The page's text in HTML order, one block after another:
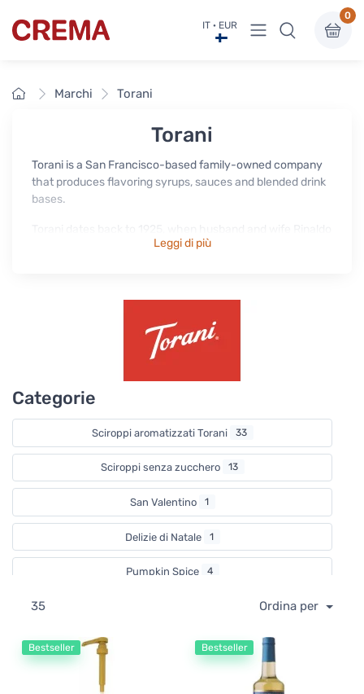
Crema IT · EUR Visualizza menu
0
HomeMarchi Torani
Torani
Torani is a San Francisco-based family-owned company
that produces flavoring syrups, sauces and blended drink
bases.
and Ezilda Torre, immigrants from Lucca, Italy, introduced
Leggi di più
Categorie
Sciroppi aromatizzati Torani 33
Sciroppi senza zucchero 13
San Valentino 1
Delizie di Natale 1
Pumpkin Spice 4
Giornata del waffle 1
35 Ordina per
Bestseller Bestseller